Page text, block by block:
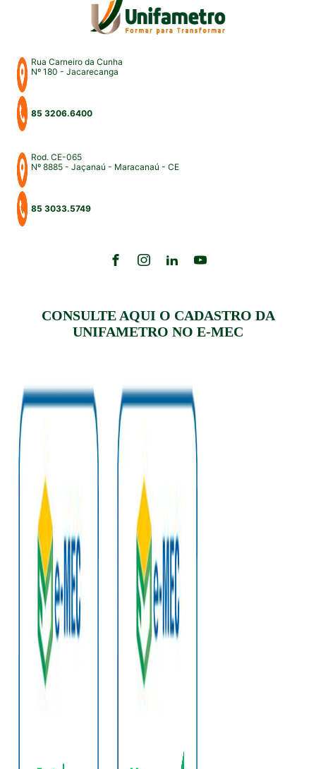
Rua Carneiro da Cunha
Nº 180 - Jacarecanga
85 3206.6400
Rod. CE-065
Nº 8885 - Jaçanaú - Maracanaú - CE
85 3033.5749
CONSULTE AQUI O CADASTRO DA
UNIFAMETRO NO E-MEC